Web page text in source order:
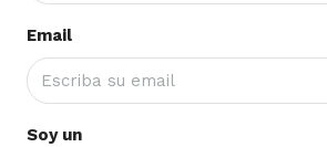
Email
Soy un